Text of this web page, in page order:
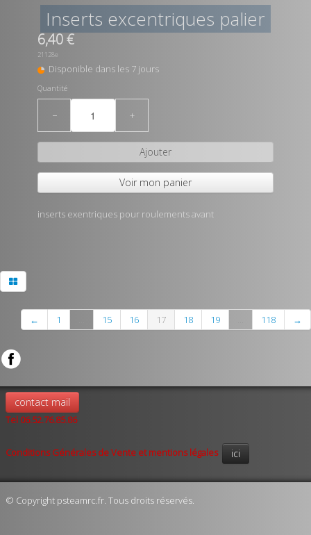
Inserts excentriques palier
6,40 €
21128e
Disponible dans les 7 jours
Quantité
− +
Ajouter
Voir mon panier
inserts exentriques pour roulements avant
← 1 15 16 17 18 19 118 →
contact mail
Tel 06.52.76.85.86
Conditions Générales de Vente et mentions légales ici
© Copyright psteamrc.fr. Tous droits réservés.